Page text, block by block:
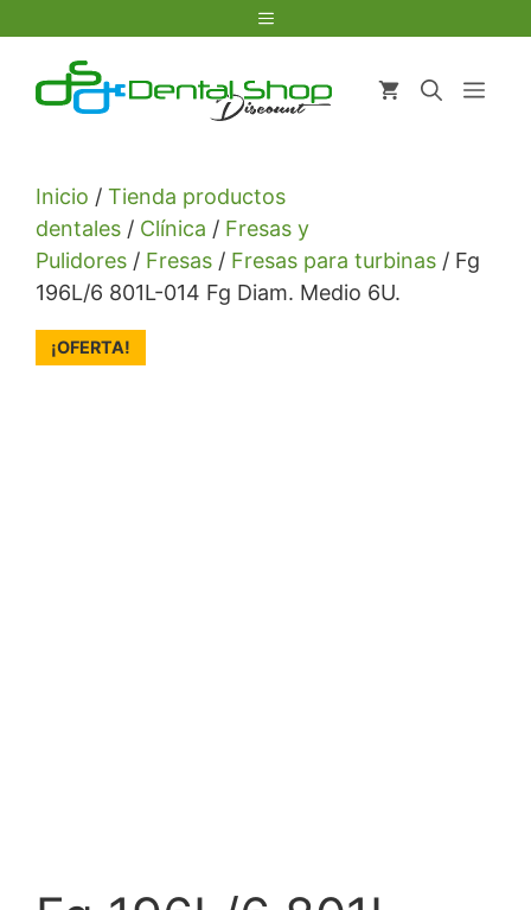
contenido
Menú
Inicio / Tienda productos
dentales / Clínica / Fresas y
Pulidores / Fresas / Fresas para turbinas / Fg
196L/6 801L-014 Fg Diam. Medio 6U.
¡OFERTA!